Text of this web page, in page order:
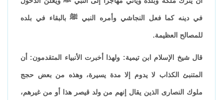
في دينه كما فعل النجاشي وأمره النبي ﷺ بالبقاء في بلده
للمصالح العظيمة.
قال شيخ الإسلام ابن تيمية: ولهذا أخبرت الأنبياء المتقدمون: أن
المتنبئ الكذاب لا يدوم إلا مدة يسيرة، وهذه من بعض حجج
ملوك النصارى الذين يقال إنهم من ولد قيصر هذا أو من غيرهم،